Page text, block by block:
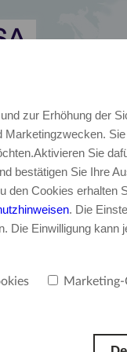
zur Erhöhung der
Marketingzwecken.
Sie
bestätigen Sie Ihre
den Cookies erhalten
. Die
Die Einwilligung kann
Marketing-
uns